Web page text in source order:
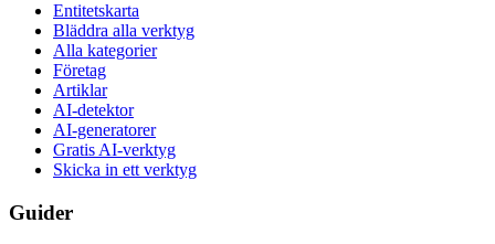
Entitetskarta
Bläddra alla verktyg
Alla kategorier
Företag
Artiklar
AI-detektor
AI-generatorer
Gratis AI-verktyg
Skicka in ett verktyg
Guider